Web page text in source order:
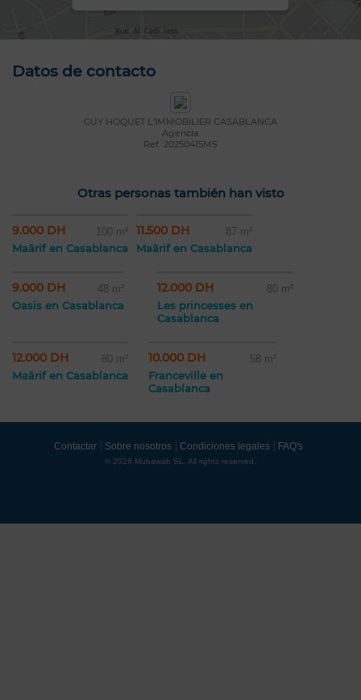
Datos de contacto
GUY HOQUET L'IMMOBILIER CASABLANCA
Agencia
Ref. 20250415MS
Otras personas también han visto
9.000 DH 100 m²
Maârif en Casablanca
11.500 DH 87 m²
Maârif en Casablanca
9.000 DH 48 m²
Oasis en Casablanca
12.000 DH 80 m²
Les princesses en
Casablanca
12.000 DH 80 m²
Maârif en Casablanca
10.000 DH 58 m²
Franceville en
Casablanca
Contactar Sobre nosotros Condiciones legales FAQ's
© 2026 Mubawab SL. All rights reserved.